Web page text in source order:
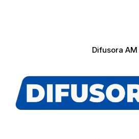
Difusora AM